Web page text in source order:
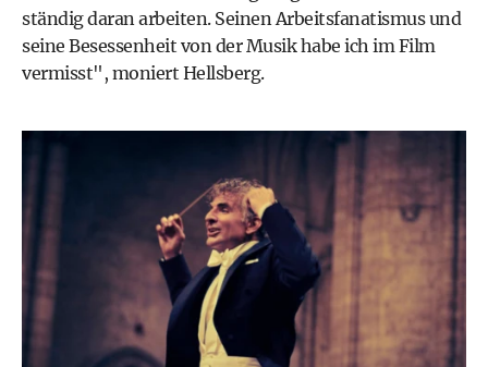
ständig daran arbeiten. Seinen Arbeitsfanatismus und
seine Besessenheit von der Musik habe ich im Film
vermisst", moniert Hellsberg.